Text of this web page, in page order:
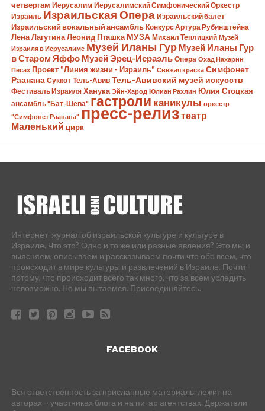
четвергам Иерусалим Иерусалимский Симфонический Оркестр
Израиль Израильская Опера Израильский балет
Израильский вокальный ансамбль Конкурс Артура Рубинштейна
Лена Лагутина Леонид Пташка МУЗА Михаил Теплицкий Музей
Израиля в Иерусалиме Музей Иланы Гур Музей Иланы Гур
в Старом Яффо Музей Эрец-Исраэль Опера Охад Нахарин
Песах Проект "Линия жизни - Израиль" Свежая краска Симфонет
Раанана Суккот Тель-Авив Тель-Авивский музей искусств
Фестиваль Израиля Ханука Эйн-Харод Юлиан Рахлин Юлия Стоцкая
ансамбль "Бат-Шева" гастроли каникулы оркестр
"Симфонет Раанана" пресс-релизтеатр
Маленький цирк
Интернет-журнал об израильской культуре и культуре в
Израиле. Что это? Одно и то же или разные явления? Это мы и
выясняем, описываем и рассказываем почти что обо всем, что
происходит в мире культуры и развлечений в Израиле. Почти -
потому, что происходит всего так много, что за всем уследить
невозможно. Но мы пытаемся. Присоединяйтесь.
FACEBOOK
Вся ответственность за присланные материалы лежит на
авторах – участниках блога и на пи-ар агентствах. Держатели